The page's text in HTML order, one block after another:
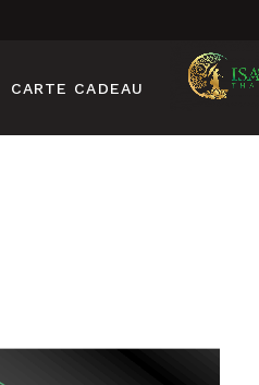
CARTE CADEAU